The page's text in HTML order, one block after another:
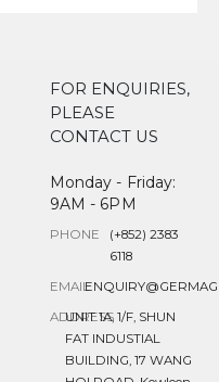
FOR ENQUIRIES,
PLEASE
CONTACT US
Monday - Friday:
9AM - 6PM
PHONE
(+852) 2383
6118
EMAIL
ADDRESS
UNIT 1A, 1/F, SHUN
FAT INDUSTIAL
BUILDING, 17 WANG